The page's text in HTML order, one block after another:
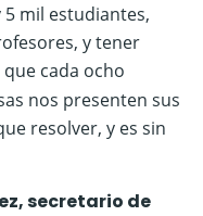
mil estudiantes,
y tener
cada ocho
nos presenten sus
resolver, y es sin
secretario de